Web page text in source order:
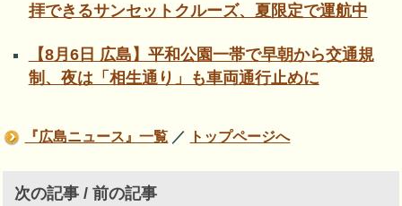
拝できるサンセットクルーズ、夏限定で運航中
【8月6日 広島】平和公園一帯で早朝から交通規
制、夜は「相生通り」も車両通行止めに
『広島ニュース』一覧 ／ トップページへ
次の記事 / 前の記事